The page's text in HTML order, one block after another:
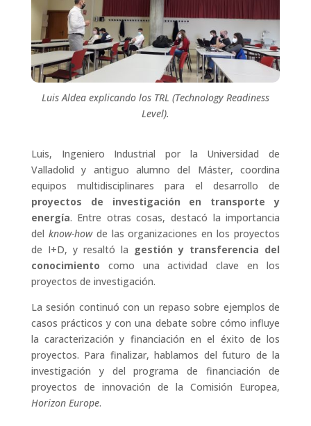
Luis Aldea explicando los TRL (Technology Readiness
Level).
Luis, Ingeniero Industrial por la Universidad de
Valladolid y antiguo alumno del Máster, coordina
equipos multidisciplinares para el desarrollo de
proyectos de investigación en transporte y
energía. Entre otras cosas, destacó la importancia
del know-howde las organizaciones en los proyectos
de I+D, y resaltó la gestión y transferencia del
conocimiento como una actividad clave en los
proyectos de investigación.
La sesión continuó con un repaso sobre ejemplos de
casos prácticos y con una debate sobre cómo influye
la caracterización y financiación en el éxito de los
proyectos. Para finalizar, hablamos del futuro de la
investigación y del programa de financiación de
proyectos de innovación de la Comisión Europea,
Horizon Europe.